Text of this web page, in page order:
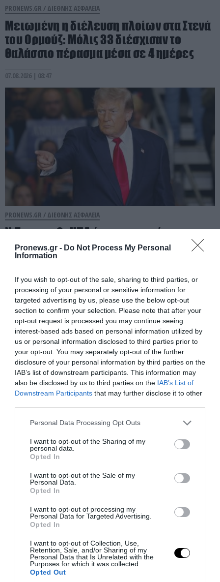
Pronews.gr - Do Not Process My Personal
Information
If you wish to opt-out of the sale, sharing to third parties, or
processing of your personal or sensitive information for
targeted advertising by us, please use the below opt-out
section to confirm your selection. Please note that after your
opt-out request is processed you may continue seeing
interest-based ads based on personal information utilized by
us or personal information disclosed to third parties prior to
your opt-out. You may separately opt-out of the further
disclosure of your personal information by third parties on the
IAB’s list of downstream participants. This information may
also be disclosed by us to third parties on the IAB’s List of
Downstream Participants that may further disclose it to other
Please note that this website/app uses one or more Google
not limited to your visit or usage behaviour. You may click to
grant or deny consent to Google and its third-party tags to
use your data for below specified purposes in below Google
consent section.
Personal Data Processing Opt Outs
I want to opt-out of the Sharing of my
personal data.
Opted In
I want to opt-out of the Sale of my
Personal Data.
Opted In
I want to opt-out of processing my
Personal Data for Targeted Advertising.
Opted In
I want to opt-out of Collection, Use,
Retention, Sale, and/or Sharing of my
Personal Data that Is Unrelated with the
Purposes for which it was collected.
Opted Out
PRONEWS.GR / ΔΙΕΘΝΗΣ ΑΣΦΑΛΕΙΑ
Μειωμένη η διέλευση πλοίων στα Στενά
του Ορμούζ: Μόλις 33 διέσχισαν το
θαλάσσιο πέρασμα μέσα σε 4 ημέρες
07.08.2026 | 08:47
PRONEWS.GR / ΔΙΕΘΝΗΣ ΑΣΦΑΛΕΙΑ
Ν.Τραμπ: «Οι ΗΠΑ έχουν απεριόριστα
αποθέματα όπλων και πυρομαχικών»
(βίντεο)
07.08.2026 | 06:25
PRONEWS.GR /ΔΙΕΘΝΗΣ ΑΣΦΑΛΕΙΑ
Η Σαουδική Αραβία, η Τουρκία και το
Πακιστάν θα υπογράψουν συμφωνία
07.08.2026 | 06:14